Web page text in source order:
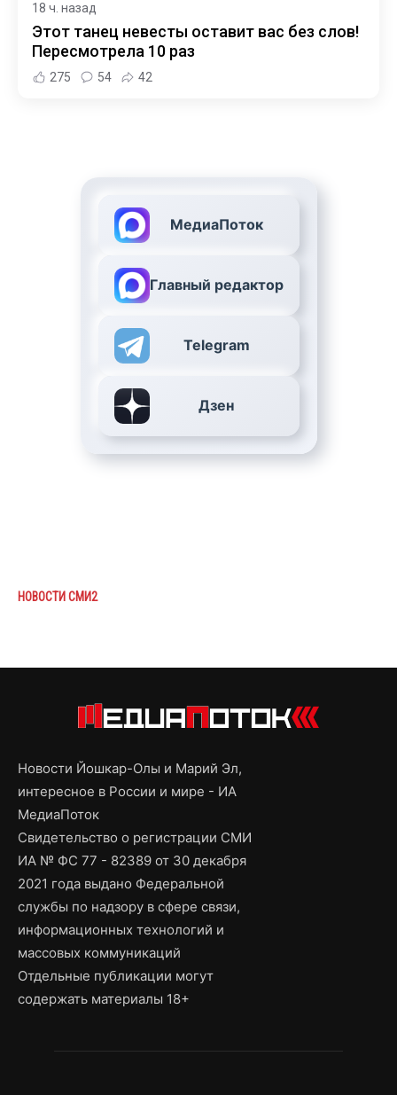
18 ч. назад
Этот танец невесты оставит вас без слов!
Пересмотрела 10 раз
275 54 42
МедиаПоток
Главный редактор
Telegram
Дзен
НОВОСТИ СМИ2
Новости Йошкар-Олы и Марий Эл,
интересное в России и мире - ИА
МедиаПоток
Свидетельство о регистрации СМИ
ИА № ФС 77 - 82389 от 30 декабря
2021 года выдано Федеральной
службы по надзору в сфере связи,
информационных технологий и
массовых коммуникаций
Отдельные публикации могут
содержать материалы 18+